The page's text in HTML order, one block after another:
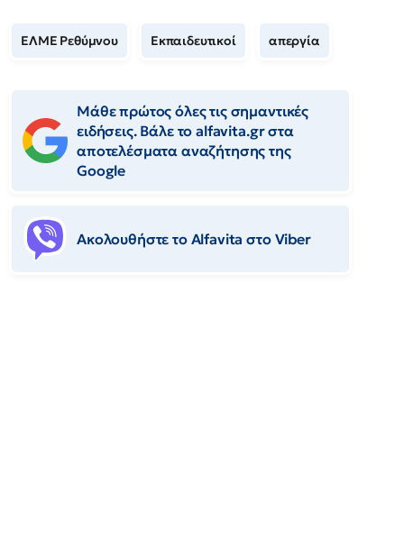
ΕΛΜΕ Ρεθύμνου Εκπαιδευτικοί απεργία
Μάθε πρώτος όλες τις σημαντικές
ειδήσεις. Βάλε το alfavita.gr στα
αποτελέσματα αναζήτησης της
Google
Ακολουθήστε το Αlfavita στο Viber